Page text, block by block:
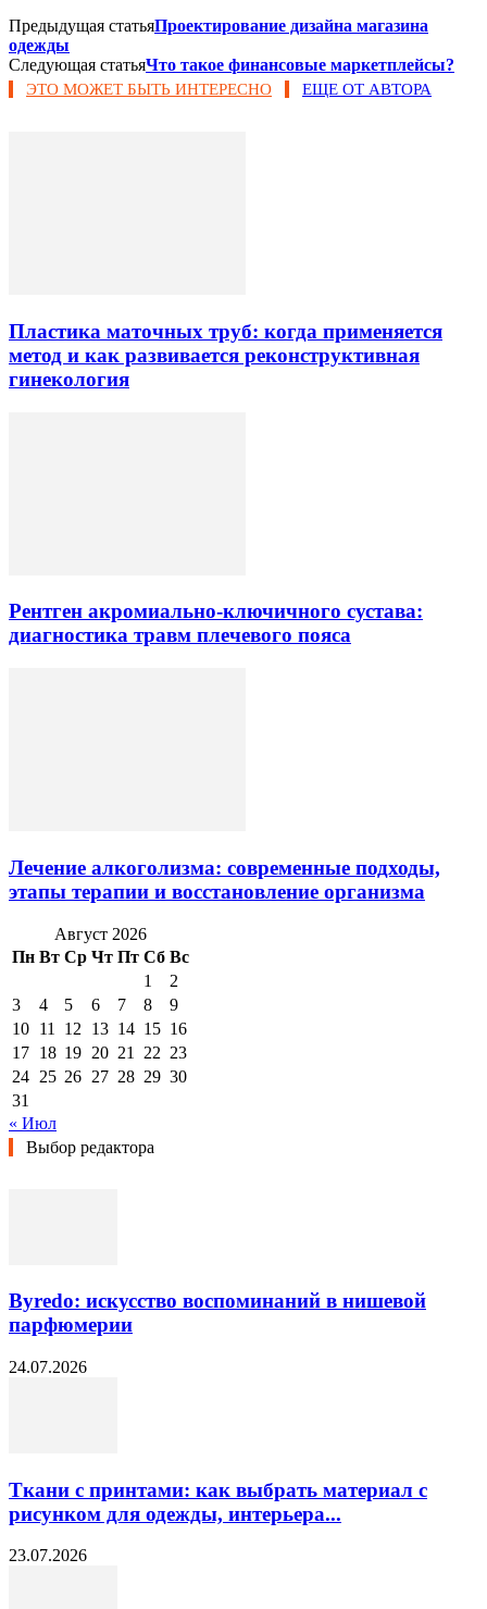
Предыдущая статьяПроектирование дизайна магазина
одежды
Следующая статьяЧто такое финансовые маркетплейсы?
ЭТО МОЖЕТ БЫТЬ ИНТЕРЕСНО ЕЩЕ ОТ АВТОРА
Пластика маточных труб: когда применяется
метод и как развивается реконструктивная
гинекология
Рентген акромиально-ключичного сустава:
диагностика травм плечевого пояса
Лечение алкоголизма: современные подходы,
этапы терапии и восстановление организма
Август 2026
Пн Вт Ср Чт Пт Сб Вс
1
2
3
4 5 6 7 8
9
10 11 12 13 14 15 16
17 18 19 20 21 22 23
24 25 26 27 28 29 30
31
« Июл
Выбор редактора
Byredo: искусство воспоминаний в нишевой
парфюмерии
24.07.2026
Ткани с принтами: как выбрать материал с
рисунком для одежды, интерьера...
23.07.2026